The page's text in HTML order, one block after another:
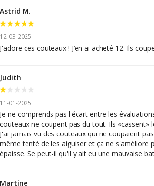
Astrid M.
12-03-2025
J'adore ces couteaux ! J’en ai acheté 12. Ils
Judith
11-01-2025
Je ne comprends pas l'écart entre les
couteaux ne coupent pas du tout. Ils «cassent»
J'ai jamais vu des couteaux qui ne coupaient
même tenté de les aiguiser et ça ne s'améliore
épaisse. Se peut-il qu'il y ait eu une mauvaise
Martine